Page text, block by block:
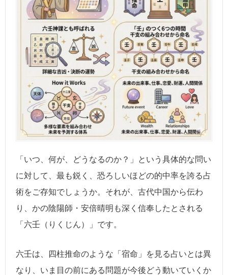
「いつ、何が、どうなるのか？」という具体的な問い
に対して、最も鋭く、恐ろしいほどの的中率を誇る占
術をご存知でしょうか。それが、古代中国から伝わ
り、かの陰陽師・安倍晴明も深く信奉したとされる
「六壬（りくじん）」です。
六壬は、四柱推命のような「宿命」を見る占いとは異
なり、いま目の前にある問題が今後どう動いていくか